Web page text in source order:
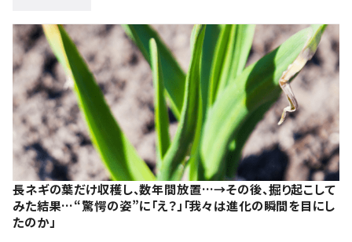
長ネギの葉だけ収穫し、数年間放置…→その後、掘り起こして
みた結果…“驚愕の姿”に「え？」「我々は進化の瞬間を目にし
たのか」